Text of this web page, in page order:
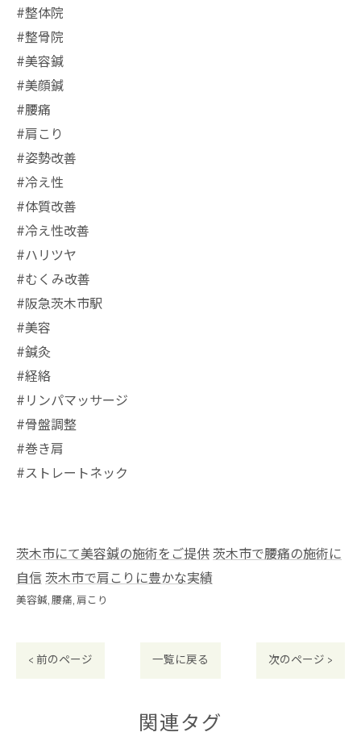
#整体院
#整骨院
#美容鍼
#美顔鍼
#腰痛
#肩こり
#姿勢改善
#冷え性
#体質改善
#冷え性改善
#ハリツヤ
#むくみ改善
#阪急茨木市駅
⁡#美容
#鍼灸
#経絡
#リンパマッサージ
#骨盤調整
#巻き肩
#ストレートネック
茨木市にて美容鍼の施術をご提供茨木市で腰痛の施術に
自信茨木市で肩こりに豊かな実績
美容鍼 腰痛 肩こり
< 前のページ 一覧に戻る 次のページ >
関連タグ